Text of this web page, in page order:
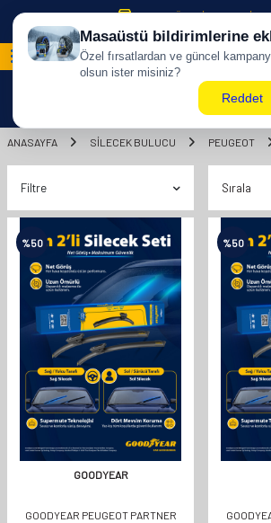
500 TL ÜZERİ KARGO
ANASAYFA SILECEK BULUCU PEUGEOT
Filtre
%50
GOODYEAR
GOODYEAR PEUGEOT PARTNER
%50